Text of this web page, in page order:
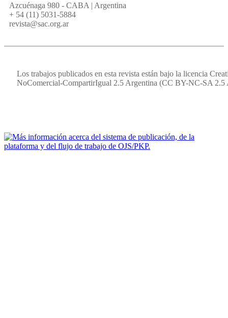
Azcuénaga 980 - CABA | Argentina
+ 54 (11) 5031-5884
revista@sac.org.ar
Los trabajos publicados en esta revista están bajo la licencia
NoComercial-CompartirIgual 2.5 Argentina (CC BY-NC-SA 2.5